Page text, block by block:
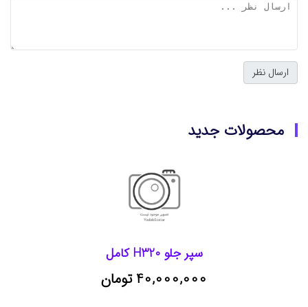
محصولات جدید
سپر جلو H320 کامل
40,000,000 تومان